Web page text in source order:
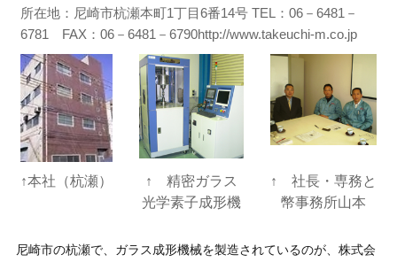
所在地：尼崎市杭瀬本町1丁目6番14号 TEL：06－6481－
6781 FAX：06－6481－6790http://www.takeuchi-m.co.jp
↑本社（杭瀬）
↑ 精密ガラス
光学素子成形機
↑ 社長・専務と
幣事務所山本
尼崎市の杭瀬で、ガラス成形機械を製造されているのが、株式会